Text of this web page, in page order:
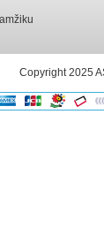
Copyright 2025